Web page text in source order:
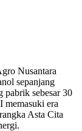
Nusantara
sepanjang
pabrik sebesar 30
memasuki era
Asta Cita